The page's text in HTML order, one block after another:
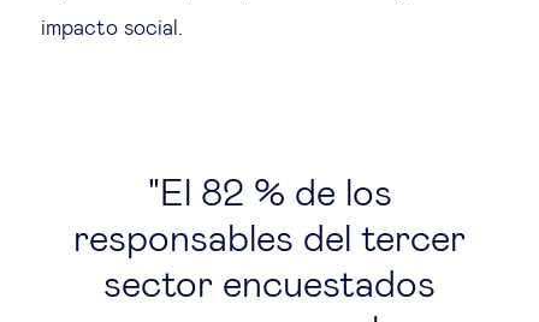
impacto social.
El 82 % de los
responsables del tercer
sector encuestados